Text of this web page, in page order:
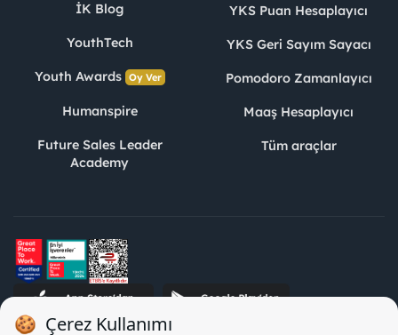
İK Blog
YouthTech
Youth Awards Oy Ver
Humanspire
Future Sales Leader
Academy
YKS Puan Hesaplayıcı
YKS Geri Sayım Sayacı
Pomodoro Zamanlayıcı
Maaş Hesaplayıcı
Tüm araçlar